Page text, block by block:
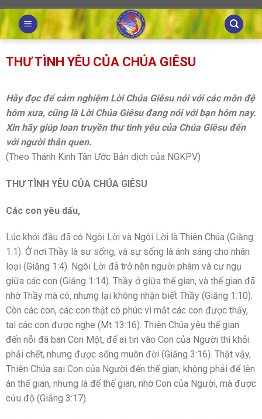
Skip
to
content
THƯ TÌNH YÊU CỦA CHÚA GIÊSU
Hãy đọc để cảm nghiệm Lời Chúa Giêsu nói với các môn đệ
hôm xưa, cũng là Lời Chúa Giêsu đang nói với bạn hôm nay.
Xin hãy giúp loan truyền thư tình yêu của Chúa Giêsu đến
với người thân quen.
(Theo Thánh Kinh Tân Ước Bản dịch của NGKPV)
THƯ TÌNH YÊU CỦA CHÚA GIÊSU
Các con yêu dấu,
Lúc khởi đầu đã có Ngôi Lời và Ngôi Lời là Thiên Chúa (Giăng
1:1). Ở nơi Thầy là sự sống, và sự sống là ánh sáng cho nhân
loại (Giăng 1:4). Ngôi Lời đã trở nên người phàm và cư ngụ
giữa các con (Giăng 1:14). Thầy ở giữa thế gian, và thế gian đã
nhờ Thầy mà có, nhưng lại không nhận biết Thầy (Giăng 1:10).
Còn các con, các con thật có phúc vì mắt các con được thấy,
tai các con được nghe (Mt 13:16). Thiên Chúa yêu thế gian
đến nỗi đã ban Con Một, để ai tin vào Con của Người thì khỏi
phải chết, nhưng được sống muôn đời (Giăng 3:16). Thật vậy,
Thiên Chúa sai Con của Người đến thế gian, không phải để lên
án thế gian, nhưng là để thế gian, nhờ Con của Người, mà được
cứu độ (Giăng 3:17).